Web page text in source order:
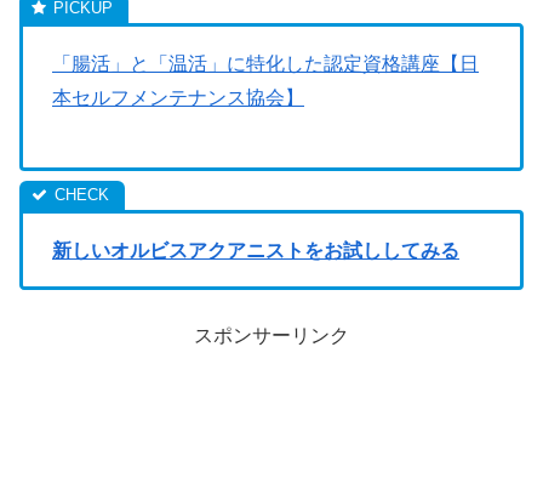
「腸活」と「温活」に特化した認定資格講座【日
本セルフメンテナンス協会】
新しいオルビスアクアニストをお試ししてみる
スポンサーリンク